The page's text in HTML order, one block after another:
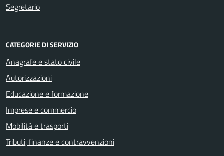
Segretario
CATEGORIE DI SERVIZIO
Anagrafe e stato civile
Autorizzazioni
Educazione e formazione
Imprese e commercio
Mobilità e trasporti
Tributi, finanze e contravvenzioni